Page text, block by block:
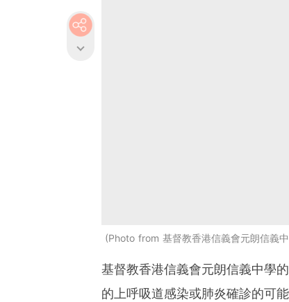
Photo from 基督教香港信義會元朗信義
基督教香港信義會元朗信義中學
的上呼吸道感染或肺炎確診的可